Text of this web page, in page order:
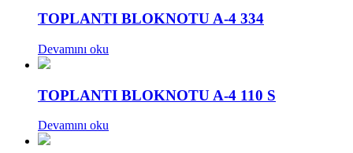
TOPLANTI BLOKNOTU A-4 334
Devamını oku
TOPLANTI BLOKNOTU A-4 110 S
Devamını oku